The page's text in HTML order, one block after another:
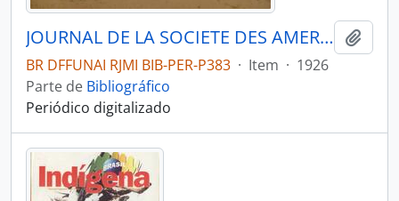
JOURNAL DE LA SOCIETE DES AMERICANISTES DE PARIS - PARIS FR MUSEE DE L HOMME - 1926 - Nº18
BR DFFUNAI RJMI BIB-PER-P383 · Item · 1926
Parte de Bibliográfico
Periódico digitalizado